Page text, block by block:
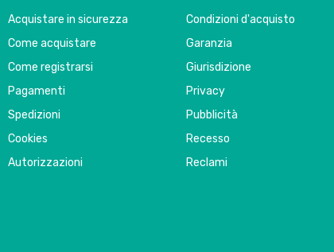
Acquistare in sicurezza
Come acquistare
Come registrarsi
Pagamenti
Spedizioni
Cookies
Autorizzazioni
Condizioni d'acquisto
Garanzia
Giurisdizione
Privacy
Pubblicità
Recesso
Reclami